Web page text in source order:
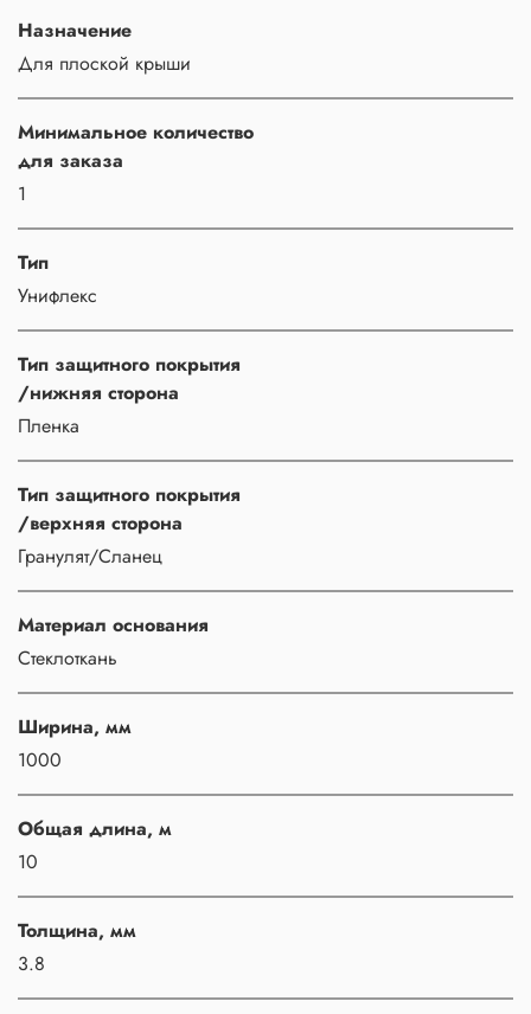
Назначение
Для плоской крыши
Минимальное количество
для заказа
1
Тип
Унифлекс
Тип защитного покрытия
/нижняя сторона
Пленка
Тип защитного покрытия
/верхняя сторона
Гранулят/Сланец
Материал основания
Стеклоткань
Ширина, мм
1000
Общая длина, м
10
Толщина, мм
3.8